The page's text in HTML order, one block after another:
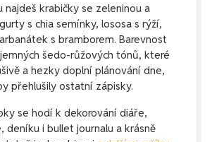
najdeš krabičky se zeleninou a
s chia semínky, lososa s rýží,
s bramborem. Barevnost
šedo-růžových tónů, které
a hezky doplní plánování dne,
přehlušily ostatní zápisky.
se hodí k dekorování diáře,
deníku i bullet journalu a krásně